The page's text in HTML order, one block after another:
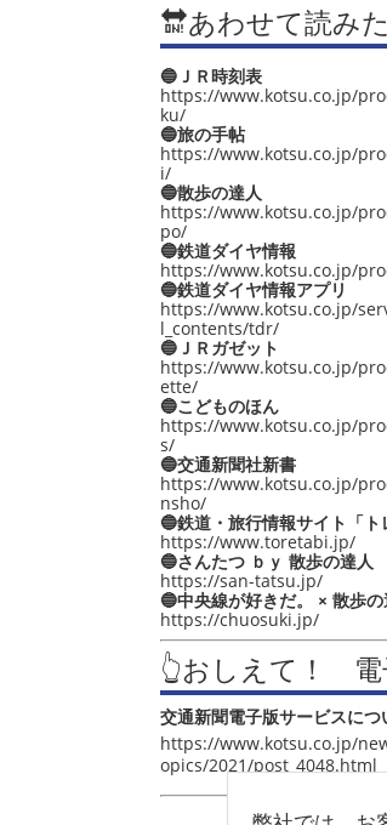
🔛あわせて読み
🔵ＪＲ時刻表
https://www.kotsu.co.jp/
ku/
🔵旅の手帖
https://www.kotsu.co.jp/
i/
🔵散歩の達人
https://www.kotsu.co.jp/
po/
🔵鉄道ダイヤ情報
https://www.kotsu.co.jp/
🔵鉄道ダイヤ情報アプリ
https://www.kotsu.co.jp/
l_contents/tdr/
🔵ＪＲガゼット
https://www.kotsu.co.jp/
ette/
🔵こどものほん
https://www.kotsu.co.jp/
s/
🔵交通新聞社新書
https://www.kotsu.co.jp/
nsho/
🔵鉄道・旅行情報サイト「ト
https://www.toretabi.jp/
🔵さんたつ ｂｙ 散歩の達人
https://san-tatsu.jp/
🔵中央線が好きだ。 × 散歩の
https://chuosuki.jp/
👆おしえて！ 電
交通新聞電子版サービスにつ
https://www.kotsu.co.jp/
opics/2021/post_4048.html